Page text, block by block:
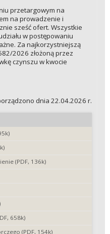
przetargowym na
na prowadzenie i
sześć ofert. Wszystkie
w postępowaniu
Za najkorzystniejszą
2026 złożoną przez
czynszu w kwocie
dnia 22.04.2026 r.
(PDF, 136k)
658k)
(PDF, 154k)